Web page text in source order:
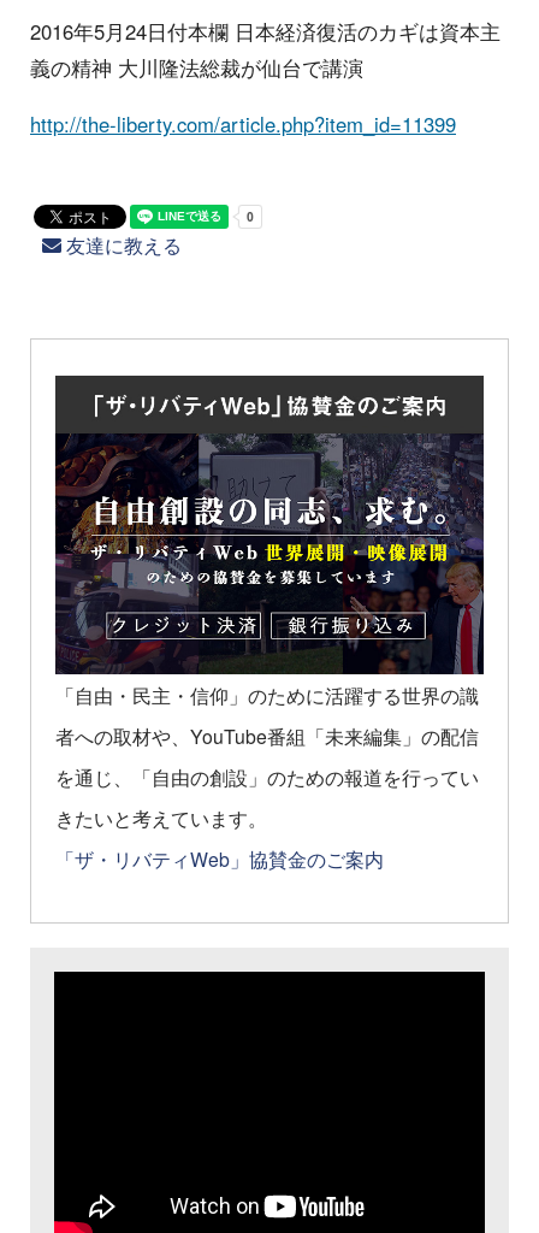
2016年5月24日付本欄 日本経済復活のカギは資本主
義の精神 大川隆法総裁が仙台で講演
http://the-liberty.com/article.php?item_id=11399
友達に教える
「自由・民主・信仰」のために活躍する世界の識
者への取材や、YouTube番組「未来編集」の配信
を通じ、「自由の創設」のための報道を行ってい
きたいと考えています。
「ザ・リバティWeb」協賛金のご案内